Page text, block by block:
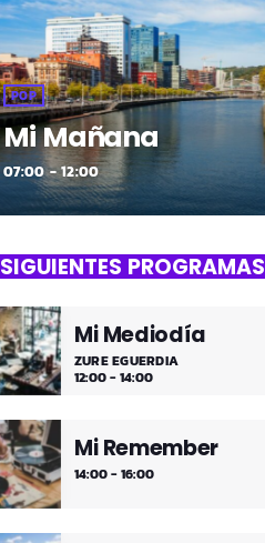
POP
Mi Mañana
07:00 - 12:00
SIGUIENTES PROGRAMAS
Mi Mediodía
ZURE EGUERDIA
12:00 - 14:00
Mi Remember
14:00 - 16:00